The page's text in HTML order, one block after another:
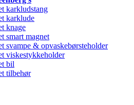
karkludstang
karklude
knage
smart magnet
svampe & opvaskebørsteholder
viskestykkeholder
bil
tilbehør